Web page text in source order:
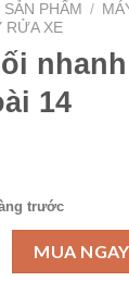
SẢN PHẨM /
RỬA XE
14
trước
MUA NGAY